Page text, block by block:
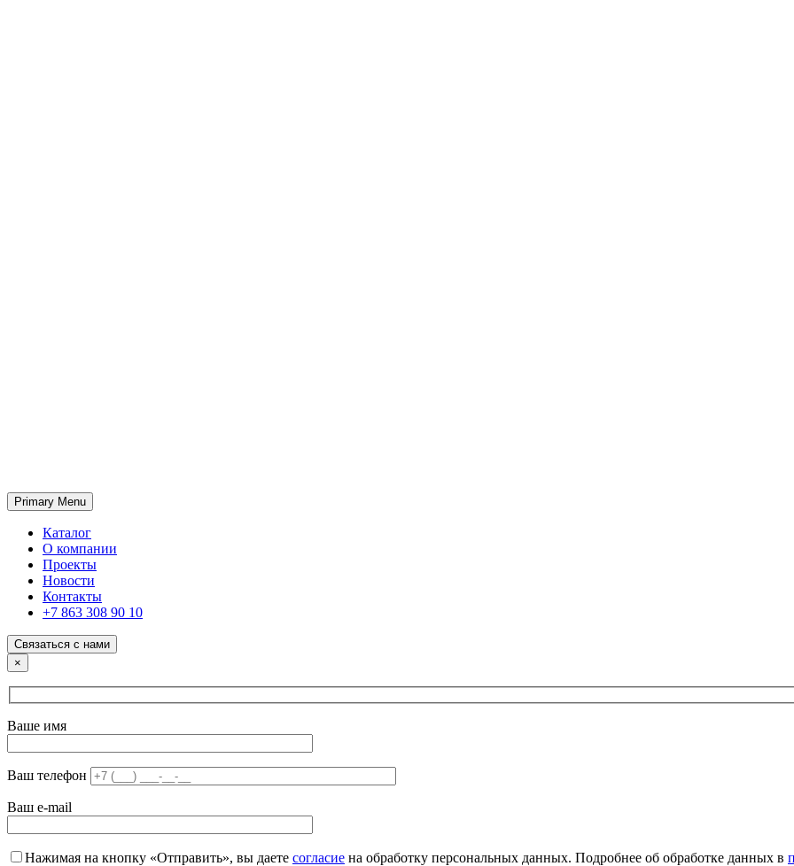
ГК «SABONE»
Оптовые поставки отделочных материалов и оборудования
Primary Menu
Каталог
О компании
Проекты
Новости
Контакты
+7 863 308 90 10
Связаться с нами
×
Ваше имя
Ваш телефон
Ваш e-mail
Нажимая на кнопку «Отправить», вы даете согласие на обработку персональных данных. Подробнее об обработке данных в